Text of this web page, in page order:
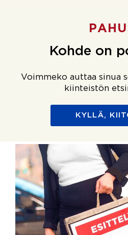
Kohde on
Voimmeko auttaa sinua
kiinteistön
KYLLÄ,